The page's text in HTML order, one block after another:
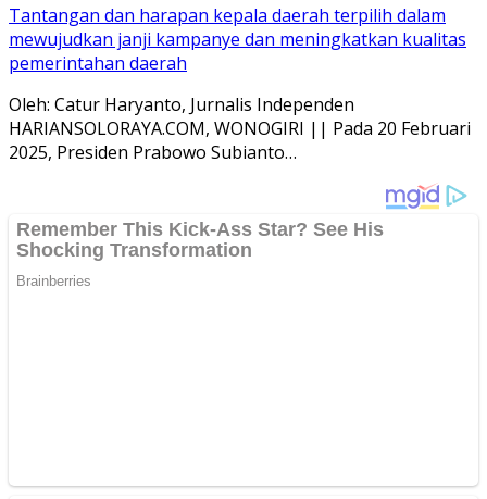
Tantangan dan harapan kepala daerah terpilih dalam
mewujudkan janji kampanye dan meningkatkan kualitas
pemerintahan daerah
Oleh: Catur Haryanto, Jurnalis Independen
HARIANSOLORAYA.COM, WONOGIRI || Pada 20 Februari
2025, Presiden Prabowo Subianto…